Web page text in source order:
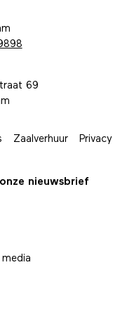
69
Zaalverhuur Privacy
nieuwsbrief